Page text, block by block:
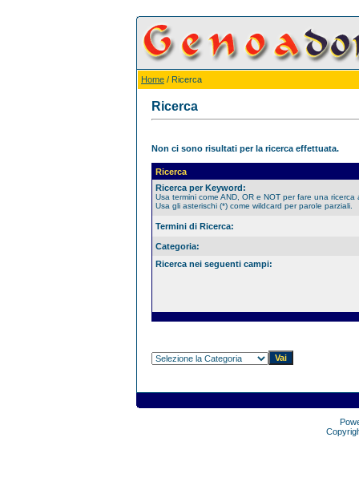
Home / Ricerca
Ricerca
Non ci sono risultati per la ricerca effettuata.
Ricerca
Ricerca per Keyword:
Usa termini come AND, OR e NOT per fare una ricerca
Usa gli asterischi (*) come wildcard per parole parziali.
Termini di Ricerca:
Categoria:
Ricerca nei seguenti campi: